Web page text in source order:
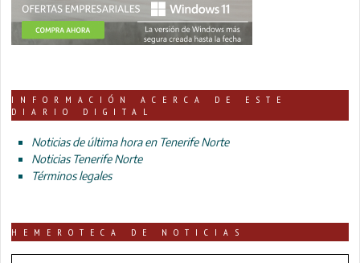
INFORMACIÓN ACERCA DE ESTE
DIARIO DIGITAL
Noticias de última hora en Tenerife Norte
Noticias Tenerife Norte
Términos legales
HEMEROTECA DE NOTICIAS